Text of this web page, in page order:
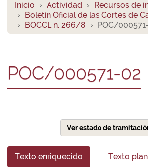
Inicio Actividad
Recursos de
Boletín Oficial de las Cortes de
BOCCL n. 266/8
POC/
POC/000571-02
Ver estado de
Texto enriquecido Texto